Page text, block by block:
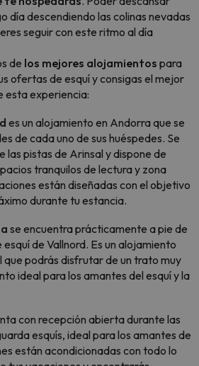
día descendiendo las colinas nevadas
seguir con este ritmo al día
de los mejores alojamientos para
ofertas de esquí y consigas el mejor
esta experiencia:
es un alojamiento en Andorra que se
de cada uno de sus huéspedes. Se
las pistas de Arinsal y dispone de
tranquilos de lectura y zona
están diseñadas con el objetivo
durante tu estancia.
se encuentra prácticamente a pie de
de Vallnord. Es un alojamiento
que podrás disfrutar de un trato muy
ideal para los amantes del esquí y la
con recepción abierta durante las
esquís, ideal para los amantes de
están acondicionadas con todo lo